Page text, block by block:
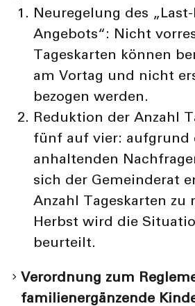
Neuregelung des
Angebots“: Nicht
Tageskarten können
am Vortag und nicht
bezogen werden.
Reduktion der Anzahl
fünf auf vier: aufgrund
anhaltenden
sich der Gemeinderat
Anzahl Tageskarten zu
Herbst wird die
beurteilt.
Verordnung zum
familienergänzende